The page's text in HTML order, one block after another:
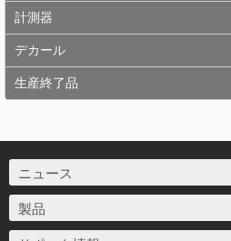
計測器
デカール
生産終了品
ニュース
製品